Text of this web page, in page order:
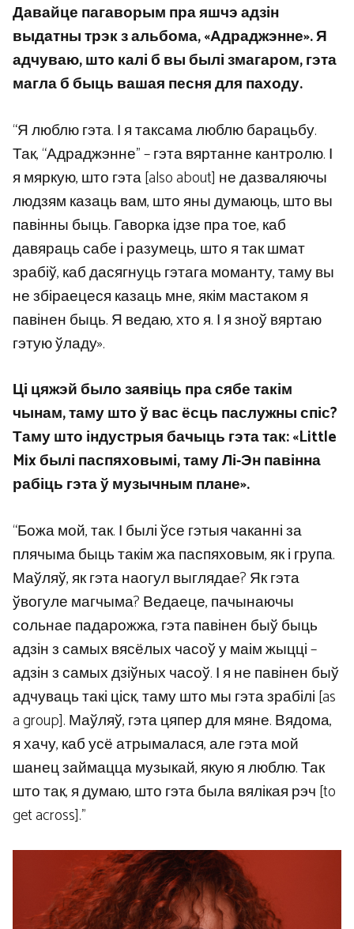
Давайце пагаворым пра яшчэ адзін
выдатны трэк з альбома, «Адраджэнне». Я
адчуваю, што калі б вы былі змагаром, гэта
магла б быць вашая песня для паходу.
“Я люблю гэта. І я таксама люблю барацьбу.
Так, “Адраджэнне” – гэта вяртанне кантролю. І
я мяркую, што гэта [also about] не дазваляючы
людзям казаць вам, што яны думаюць, што вы
павінны быць. Гаворка ідзе пра тое, каб
давяраць сабе і разумець, што я так шмат
зрабіў, каб дасягнуць гэтага моманту, таму вы
не збіраецеся казаць мне, якім мастаком я
павінен быць. Я ведаю, хто я. І я зноў вяртаю
гэтую ўладу».
Ці цяжэй было заявіць пра сябе такім
чынам, таму што ў вас ёсць паслужны спіс?
Таму што індустрыя бачыць гэта так: «Little
Mix былі паспяховымі, таму Лі-Эн павінна
рабіць гэта ў музычным плане».
“Божа мой, так. І былі ўсе гэтыя чаканні за
плячыма быць такім жа паспяховым, як і група.
Маўляў, як гэта наогул выглядае? Як гэта
ўвогуле магчыма? Ведаеце, пачынаючы
сольнае падарожжа, гэта павінен быў быць
адзін з самых вясёлых часоў у маім жыцці –
адзін з самых дзіўных часоў. І я не павінен быў
адчуваць такі ціск, таму што мы гэта зрабілі [as
a group]. Маўляў, гэта цяпер для мяне. Вядома,
я хачу, каб усё атрымалася, але гэта мой
шанец займацца музыкай, якую я люблю. Так
што так, я думаю, што гэта была вялікая рэч [to
get across].”